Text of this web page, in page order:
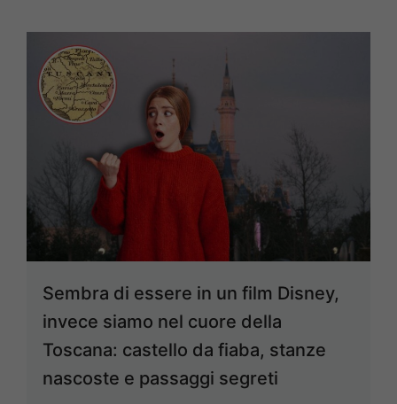
Sembra di essere in un film Disney,
invece siamo nel cuore della
Toscana: castello da fiaba, stanze
nascoste e passaggi segreti